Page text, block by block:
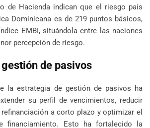
de Hacienda indican que el riesgo país
Dominicana es de 219 puntos básicos,
EMBI, situándola entre las naciones
percepción de riesgo.
de pasivos
la estrategia de gestión de pasivos ha
su perfil de vencimientos, reducir
refinanciación a corto plazo y optimizar el
financiamiento. Esto ha fortalecido la